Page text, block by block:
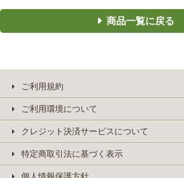
商品一覧に戻る
ご利用規約
ご利用環境について
クレジット決済サービスについて
特定商取引法に基づく表示